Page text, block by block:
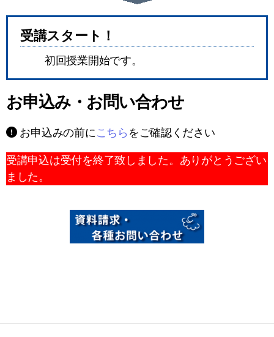
受講スタート！
初回授業開始です。
お申込み・お問い合わせ
お申込みの前にこちら をご確認ください
受講申込は受付を終了致しました。ありがとうござい
ました。